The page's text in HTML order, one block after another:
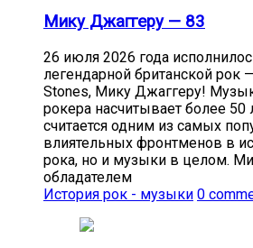
Мику Джаггеру — 83
26 июля 2026 года
легендарной британской рок
Stones, Мику Джаггеру!
рокера насчитывает более 50
считается одним из самых
влиятельных фронтменов в
рока, но и музыки в целом.
обладателем
История рок - музыки 0